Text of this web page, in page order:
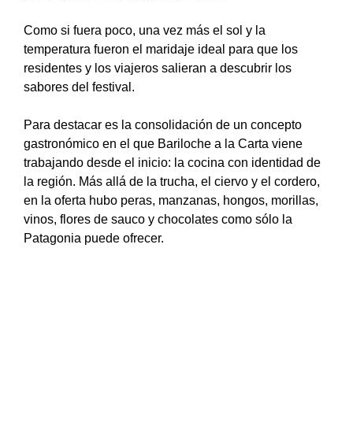
Como si fuera poco, una vez más el sol y la
temperatura fueron el maridaje ideal para que los
residentes y los viajeros salieran a descubrir los
sabores del festival.
Para destacar es la consolidación de un concepto
gastronómico en el que Bariloche a la Carta viene
trabajando desde el inicio: la cocina con identidad de
la región. Más allá de la trucha, el ciervo y el cordero,
en la oferta hubo peras, manzanas, hongos, morillas,
vinos, flores de sauco y chocolates como sólo la
Patagonia puede ofrecer.